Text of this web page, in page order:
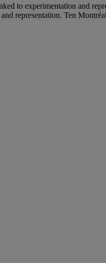
to experimentation and
representation. Ten